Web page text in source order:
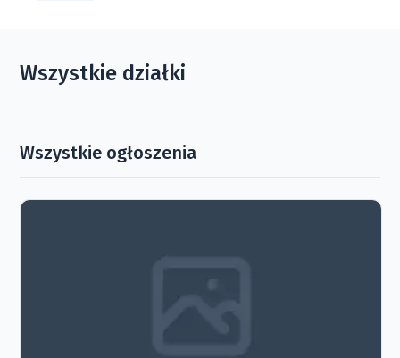
Wszystkie działki
Wszystkie ogłoszenia